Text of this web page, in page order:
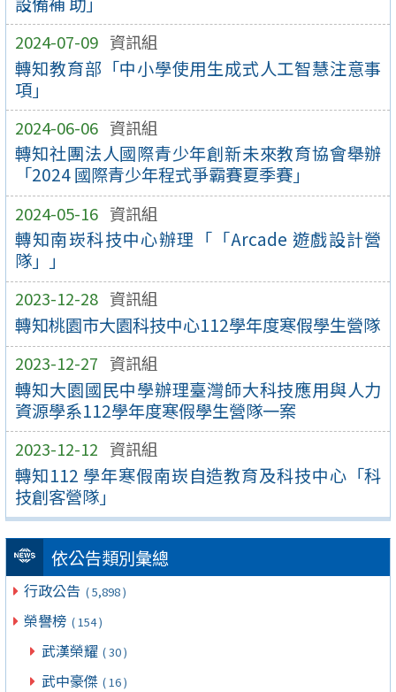
2024-07-09 資訊組
轉知教育部「中小學使用生成式人工智慧注意事
項」
2024-06-06 資訊組
轉知社團法人國際青少年創新未來教育協會舉辦
「2024 國際青少年程式爭霸賽夏季賽」
2024-05-16 資訊組
轉知南崁科技中心辦理「「Arcade 遊戲設計營
隊」」
2023-12-28 資訊組
轉知桃園市大園科技中心112學年度寒假學生營隊
2023-12-27 資訊組
轉知大園國民中學辦理臺灣師大科技應用與人力
資源學系112學年度寒假學生營隊一案
2023-12-12 資訊組
轉知112 學年寒假南崁自造教育及科技中心「科
技創客營隊」
依公告類別彙總
行政公告 ( 5,898 )
榮譽榜 ( 154 )
武漢榮耀 ( 30 )
武中豪傑 ( 16 )